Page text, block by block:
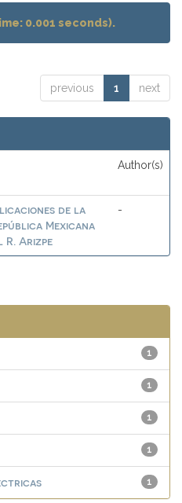
0.001 seconds).
previous 1 next
Author(s)
de la
Mexicana
Arizpe
-
1
1
1
1
1